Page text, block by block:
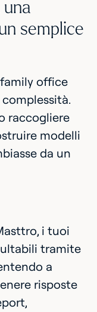
semplice
office
raccogliere
modelli
da un
i tuoi
tramite
a
risposte